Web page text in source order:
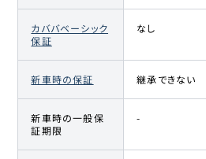
カババベーシック
保証
なし
新車時の保証 継承できない
新車時の一般保
証期限
-